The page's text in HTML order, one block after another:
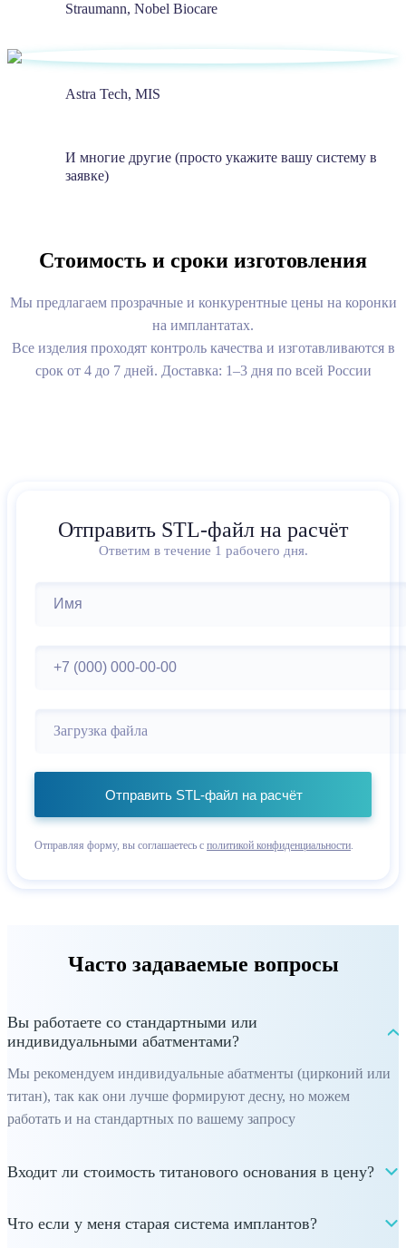
Straumann, Nobel Biocare
Astra Tech, MIS
И многие другие (просто укажите вашу систему в
заявке)
Стоимость и сроки изготовления
Мы предлагаем прозрачные и конкурентные цены на коронки
на имплантатах.
Все изделия проходят контроль качества и изготавливаются в
срок от 4 до 7 дней. Доставка: 1–3 дня по всей России
Отправить STL-файл на расчёт
Ответим в течение 1 рабочего дня.
Загрузка файла
Отправить STL-файл на расчёт
Отправляя форму, вы соглашаетесь с политикой конфиденциальности
Часто задаваемые вопросы
Вы работаете со стандартными или
индивидуальными абатментами?
Мы рекомендуем индивидуальные абатменты (цирконий или
титан), так как они лучше формируют десну, но можем
работать и на стандартных по вашему запросу
Входит ли стоимость титанового основания в цену?
Что если у меня старая система имплантов?